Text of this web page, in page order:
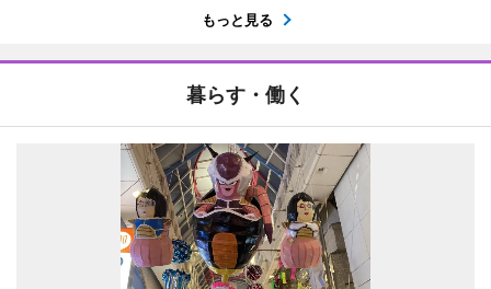
もっと見る
暮らす・働く